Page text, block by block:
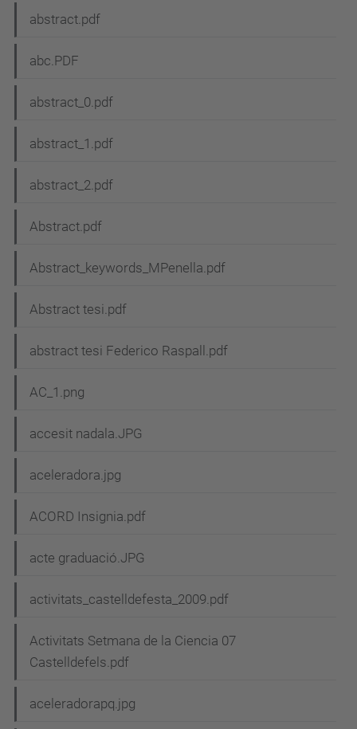
abstract.pdf
abc.PDF
abstract_0.pdf
abstract_1.pdf
abstract_2.pdf
Abstract.pdf
Abstract_keywords_MPenella.pdf
Abstract tesi.pdf
abstract tesi Federico Raspall.pdf
AC_1.png
accesit nadala.JPG
aceleradora.jpg
ACORD Insignia.pdf
acte graduació.JPG
activitats_castelldefesta_2009.pdf
Activitats Setmana de la Ciencia 07
Castelldefels.pdf
aceleradorapq.jpg